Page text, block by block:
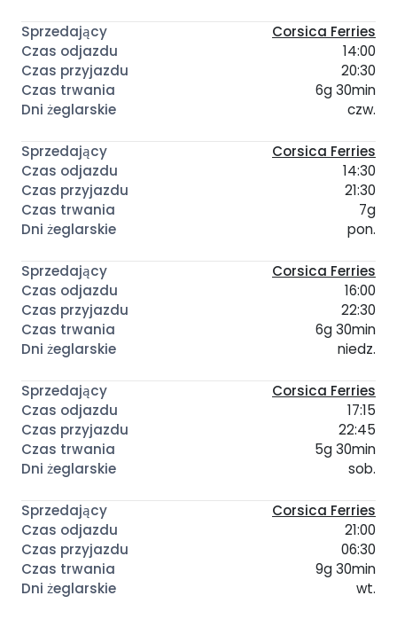
Corsica Ferries
14:00
20:30
6g 30min
czw.
Corsica Ferries
14:30
21:30
7g
pon.
Corsica Ferries
16:00
22:30
6g 30min
niedz.
Corsica Ferries
17:15
22:45
5g 30min
sob.
Corsica Ferries
21:00
06:30
9g 30min
wt.